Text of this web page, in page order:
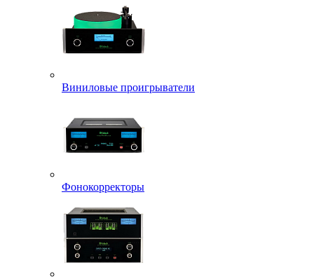
Виниловые проигрыватели
Фонокорректоры